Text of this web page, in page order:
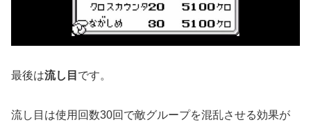
最後は流し目 です。
流し目は使用回数30回で敵グループを混乱させる効果が